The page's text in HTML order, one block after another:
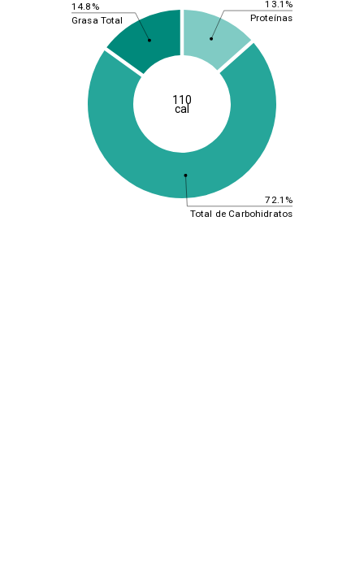
13.1%
72.1%
14.8%
Proteínas
Total de Carbohidratos
Grasa Total
110
cal